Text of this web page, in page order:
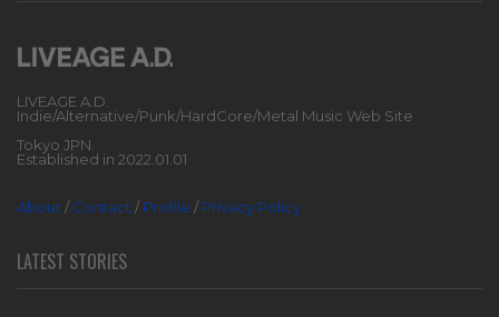
LIVEAGE A.D.
Indie/Alternative/Punk/HardCore/Metal Music Web Site
Tokyo JPN.
Established in 2022.01.01
About /Contact /Profile /Privacy Policy
LATEST STORIES